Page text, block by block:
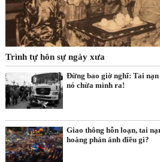
Trình tự hôn sự ngày xưa
Đừng bao giờ nghĩ: Tai nạn
nó chừa mình ra!
Giao thông hỗn loạn, tai
hoàng phản ánh điều gì?